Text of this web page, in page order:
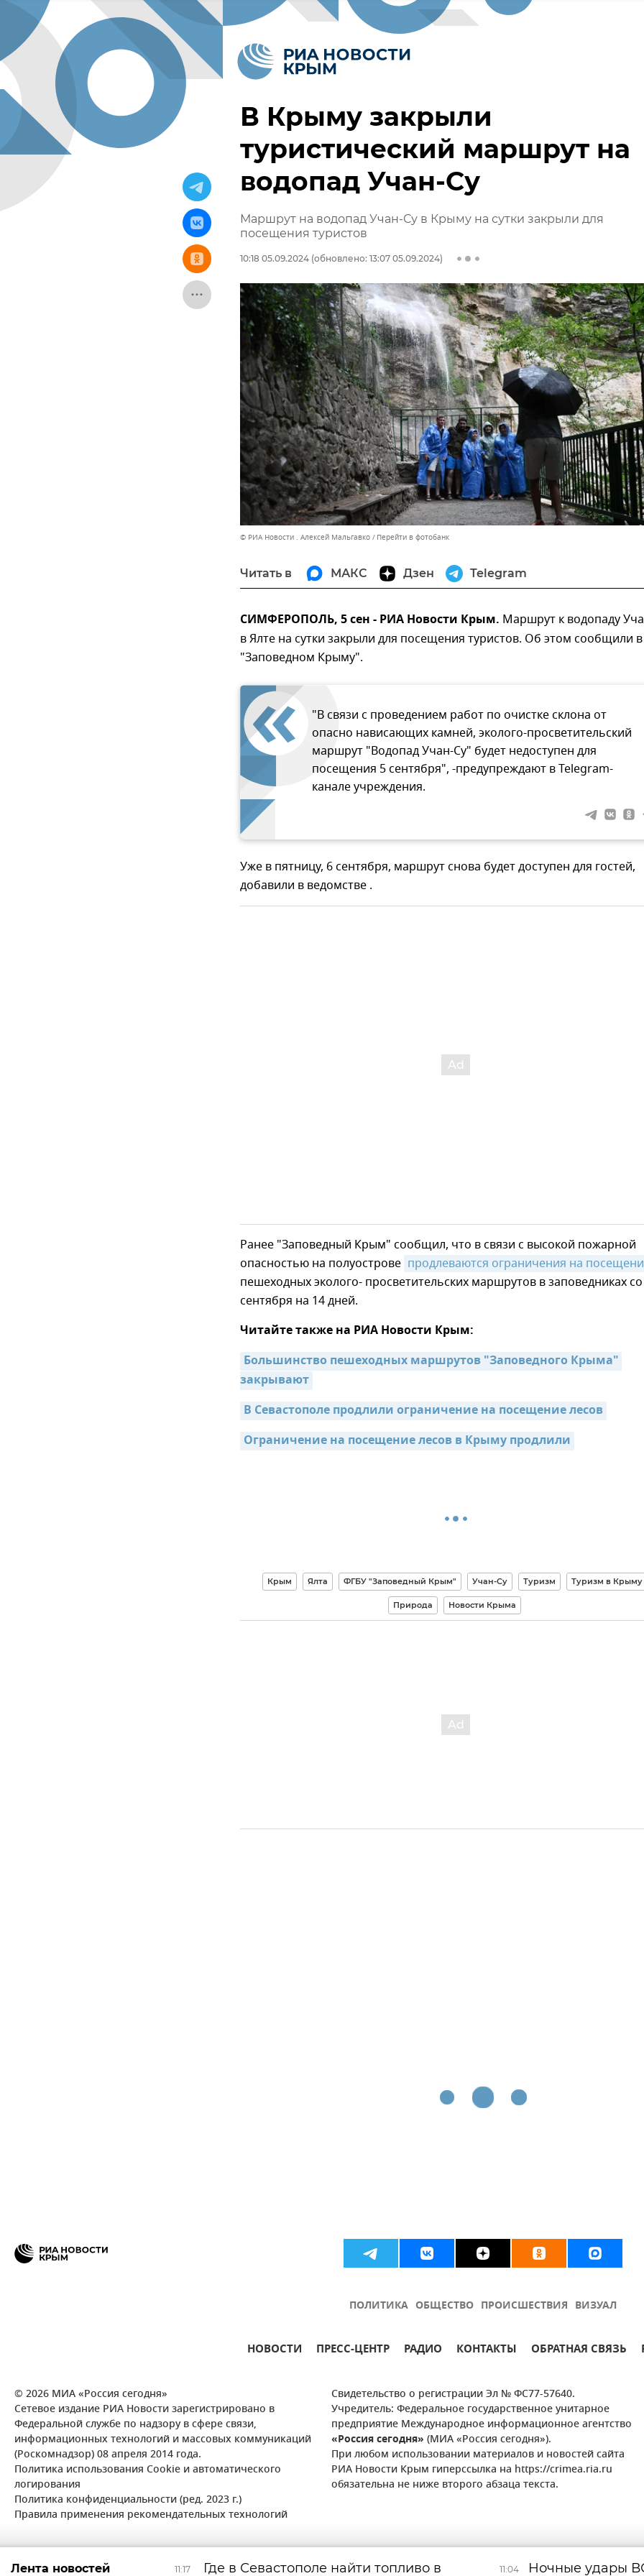
В Крыму закрыли
туристический маршрут на
водопад Учан-Су
Маршрут на водопад Учан-Су в Крыму на сутки закрыли для
посещения туристов
10:18 05.09.2024 (обновлено: 13:07 05.09.2024)
© РИА Новости . Алексей Мальгавко Перейти в фотобанк
Читать в МАКС Дзен Telegram
СИМФЕРОПОЛЬ, 5 сен - РИА Новости Крым. Маршрут к водопаду
в Ялте на сутки закрыли для посещения туристов. Об этом сообщили в
"Заповедном Крыму".
"В связи с проведением работ по очистке склона от
опасно нависающих камней, эколого-просветительский
маршрут "Водопад Учан-Су" будет недоступен для
посещения 5 сентября", -предупреждают в Telegram-
канале учреждения.
Уже в пятницу, 6 сентября, маршрут снова будет доступен для гостей,
добавили в ведомстве .
Ранее "Заповедный Крым" сообщил, что в связи с высокой пожарной
опасностью на полуострове продлеваются ограничения на
пешеходных эколого- просветительских маршрутов в заповедниках
сентября на 14 дней.
Читайте также на РИА Новости Крым:
Большинство пешеходных маршрутов "Заповедного Крыма"
закрывают
В Севастополе продлили ограничение на посещение лесов
Ограничение на посещение лесов в Крыму продлили
Крым Ялта ФГБУ "Заповедный Крым" Учан-Су Туризм Туризм в Крыму
Природа Новости Крыма
ПОЛИТИКА ОБЩЕСТВО ПРОИСШЕСТВИЯ ВИЗУАЛ
НОВОСТИ ПРЕСС-ЦЕНТР РАДИО КОНТАКТЫ ОБРАТНАЯ СВЯЗЬ
© 2026 МИА «Россия сегодня»
Сетевое издание РИА Новости зарегистрировано в
Федеральной службе по надзору в сфере связи,
информационных технологий и массовых коммуникаций
(Роскомнадзор) 08 апреля 2014 года.
Политика использования Cookie и автоматического
логирования
Политика конфиденциальности (ред. 2023 г.)
Правила применения рекомендательных технологий
Свидетельство о регистрации Эл № ФС77-57640.
Учредитель: Федеральное государственное унитарное
предприятие Международное информационное агентство
«Россия сегодня» (МИА «Россия сегодня»).
При любом использовании материалов и новостей сайта
РИА Новости Крым гиперссылка на https://crimea.ria.ru
обязательна не ниже второго абзаца текста.
11:17 Где в Севастополе найти топливо в 11:04 Ночные удары
Лента новостей